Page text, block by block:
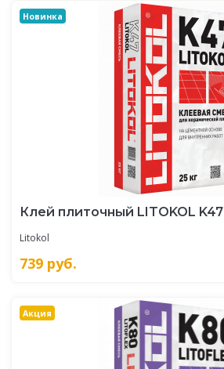
Новинка
Клей плиточный LITOKOL K47
Litokol
739 руб.
Акция